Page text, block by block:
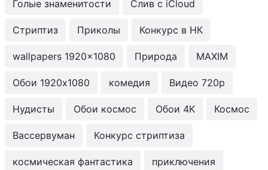
Голые знаменитости Слив с iCloud
Стриптиз Приколы Конкурс в НК
wallpapers 1920x1080 Природа MAXIM
Обои 1920x1080 комедия Видео 720p
Нудисты Обои космос Обои 4K Космос
Вассервуман Конкурс стриптиза
космическая фантастика приключения